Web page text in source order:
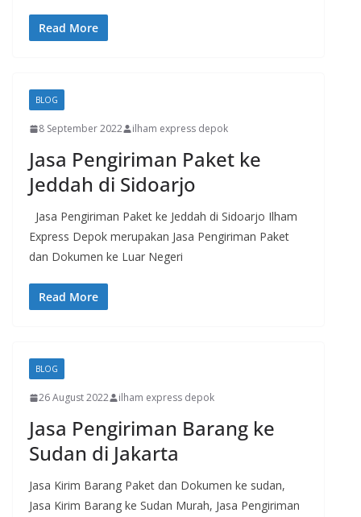
Read More
BLOG
8 September 2022 ilham express depok
Jasa Pengiriman Paket ke
Jeddah di Sidoarjo
Jasa Pengiriman Paket ke Jeddah di Sidoarjo Ilham
Express Depok merupakan Jasa Pengiriman Paket
dan Dokumen ke Luar Negeri
Read More
BLOG
26 August 2022 ilham express depok
Jasa Pengiriman Barang ke
Sudan di Jakarta
Jasa Kirim Barang Paket dan Dokumen ke sudan,
Jasa Kirim Barang ke Sudan Murah, Jasa Pengiriman